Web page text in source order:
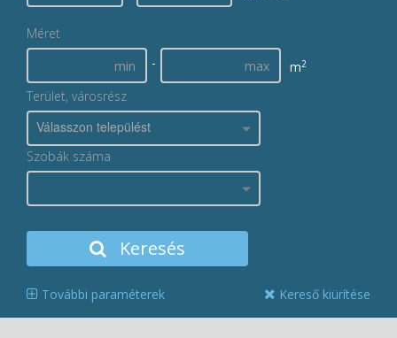
Méret
-
m2
Terület, városrész
Válasszon települést
Szobák száma
Keresés
További paraméterek Kereső kiürítése